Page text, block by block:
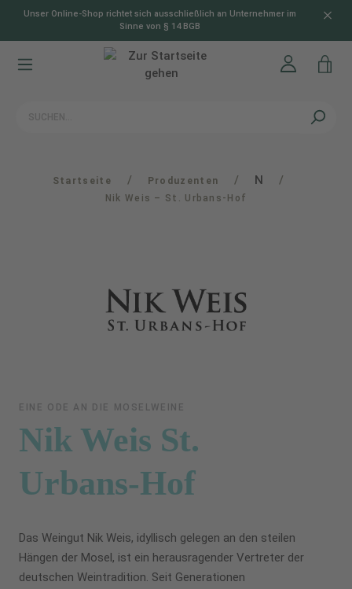
springen
Unser Online-Shop richtet sich ausschließlich an Unternehmer im
Sinne von § 14 BGB
Startseite / Produzenten / N /
Nik Weis – St. Urbans-Hof
EINE ODE AN DIE MOSELWEINE
Nik Weis St.
Urbans-Hof
Das Weingut Nik Weis, idyllisch gelegen an den steilen
Hängen der Mosel, ist ein herausragender Vertreter der
deutschen Weintradition. Seit Generationen